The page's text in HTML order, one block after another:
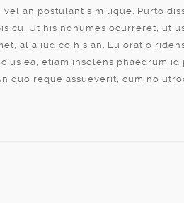
an postulant similique. Purto
cu. Ut his nonumes ocurreret, ut
alia iudico his an. Eu oratio
ea, etiam insolens phaedrum
quo reque assueverit, cum no